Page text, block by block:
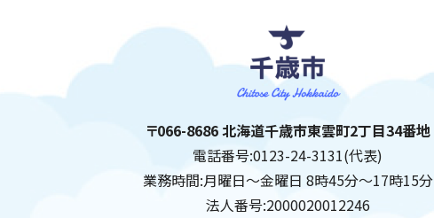
千歳市
住所:
〒066-8686 北海道千歳市東雲町2丁目34番地
電話番号:0123-24-3131(代表)
業務時間:月曜日～金曜日 8時45分～17時15分
法人番号:2000020012246